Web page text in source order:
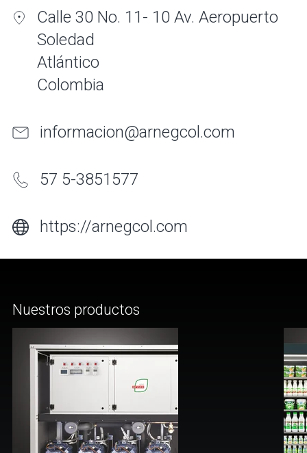
Calle 30 No. 11- 10 Av. Aeropuerto
Soledad
Atlántico
Colombia
informacion@arnegcol.com
57 5-3851577
https://arnegcol.com
Nuestros productos